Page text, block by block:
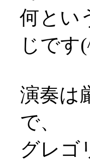
何とい
じです
演奏は
で、
グレゴ